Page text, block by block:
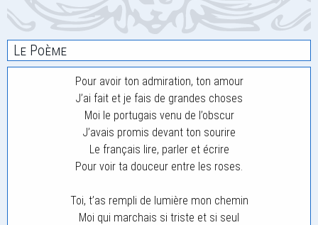
Le Poème
Pour avoir ton admiration, ton amour
J’ai fait et je fais de grandes choses
Moi le portugais venu de l’obscur
J’avais promis devant ton sourire
Le français lire, parler et écrire
Pour voir ta douceur entre les roses.
Toi, t’as rempli de lumière mon chemin
Moi qui marchais si triste et si seul